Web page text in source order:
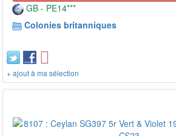
GB - PE14***
Colonies britanniques
+ ajout à ma sélection